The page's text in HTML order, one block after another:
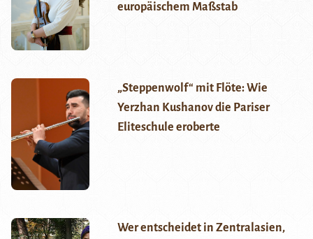
europäischem Maßstab
„Steppenwolf“ mit Flöte: Wie
Yerzhan Kushanov die Pariser
Eliteschule eroberte
Wer entscheidet in Zentralasien,